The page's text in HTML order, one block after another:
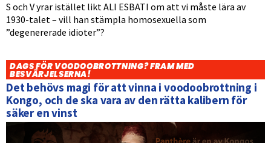
S och V yrar istället likt ALI ESBATI om att vi måste lära av
1930-talet – vill han stämpla homosexuella som
”degenererade idioter”?
DAGS FÖR VOODOOBROTTNING? FRAM MED
BESVÄRJELSERNA!
Det behövs magi för att vinna i voodoobrottning i
Kongo, och de ska vara av den rätta kalibern för
säker en vinst